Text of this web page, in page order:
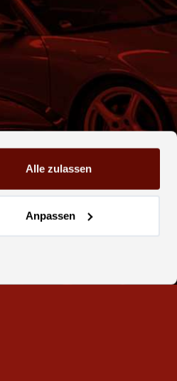
Alle zulassen
Anpassen